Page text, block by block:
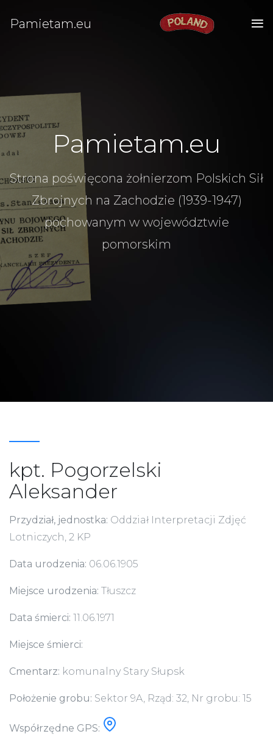
Pamietam.eu
Pamietam.eu
Strona poświęcona żołnierzom Polskich Sił
Zbrojnych na Zachodzie (1939-1947)
pochowanym w województwie
pomorskim
kpt. Pogorzelski
Aleksander
Przydział, jednostka: Oddział Interpretacji Zdjęć
Lotniczych, 2 KP
Data urodzenia: 06.06.1905
Miejsce urodzenia: Tłuszcz
Data śmierci: 11.06.1971
Miejsce śmierci:
Cmentarz: komunalny Stary Słupsk
Położenie grobu: Sektor 9A, Rząd: 32, Nr grobu: 15
Współrzędne GPS: